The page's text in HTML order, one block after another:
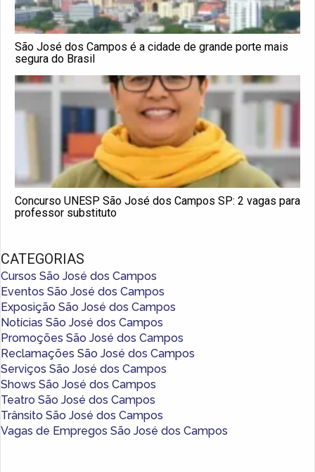
São José dos Campos é a cidade de grande porte mais
segura do Brasil
Concurso UNESP São José dos Campos SP: 2 vagas para
professor substituto
CATEGORIAS
Cursos São José dos Campos
Eventos São José dos Campos
Exposição São José dos Campos
Notícias São José dos Campos
Promoções São José dos Campos
Reclamações São José dos Campos
Serviços São José dos Campos
Shows São José dos Campos
Teatro São José dos Campos
Trânsito São José dos Campos
Vagas de Empregos São José dos Campos